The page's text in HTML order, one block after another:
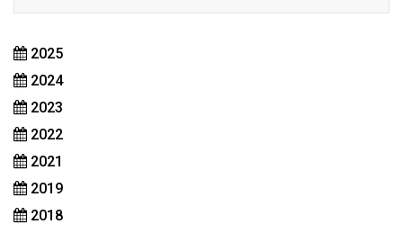
2025
2024
2023
2022
2021
2019
2018